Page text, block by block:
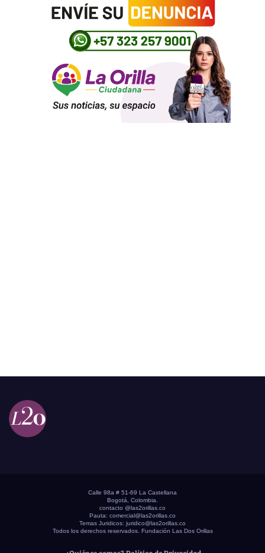
Calle 98a # 51-69 La Castellana
Bogotá, Colombia.
contacto @las2orillas.co
Pauta: comercial@las2orillas.co
Temas Juridicos: juridico@las2orillas.co
Todos los derechos reservados. Fundación Las Dos Orillas